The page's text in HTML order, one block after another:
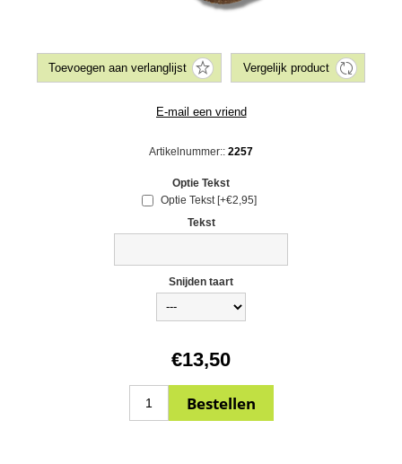
Artikelnummer:: 2257
Optie Tekst
Optie Tekst [+€2,95]
Tekst
Snijden taart
€13,50